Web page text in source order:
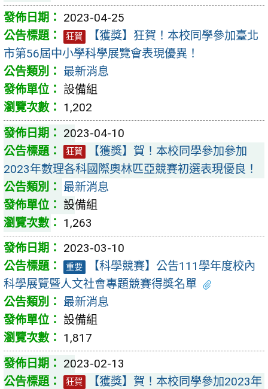
2023-04-25
狂賀
【獲獎】狂賀！本校同學參加臺北
市第56屆中小學科學展覽會表現優異！
最新消息
設備組
1,202
2023-04-10
狂賀
【獲獎】賀！本校同學參加參加
2023年數理各科國際奧林匹亞競賽初選表現優良！
最新消息
設備組
1,263
2023-03-10
重要
【科學競賽】公告111學年度校內
科學展覽暨人文社會專題競賽得獎名單
最新消息
設備組
1,817
2023-02-13
狂賀
【獲獎】賀！本校同學參加2023年